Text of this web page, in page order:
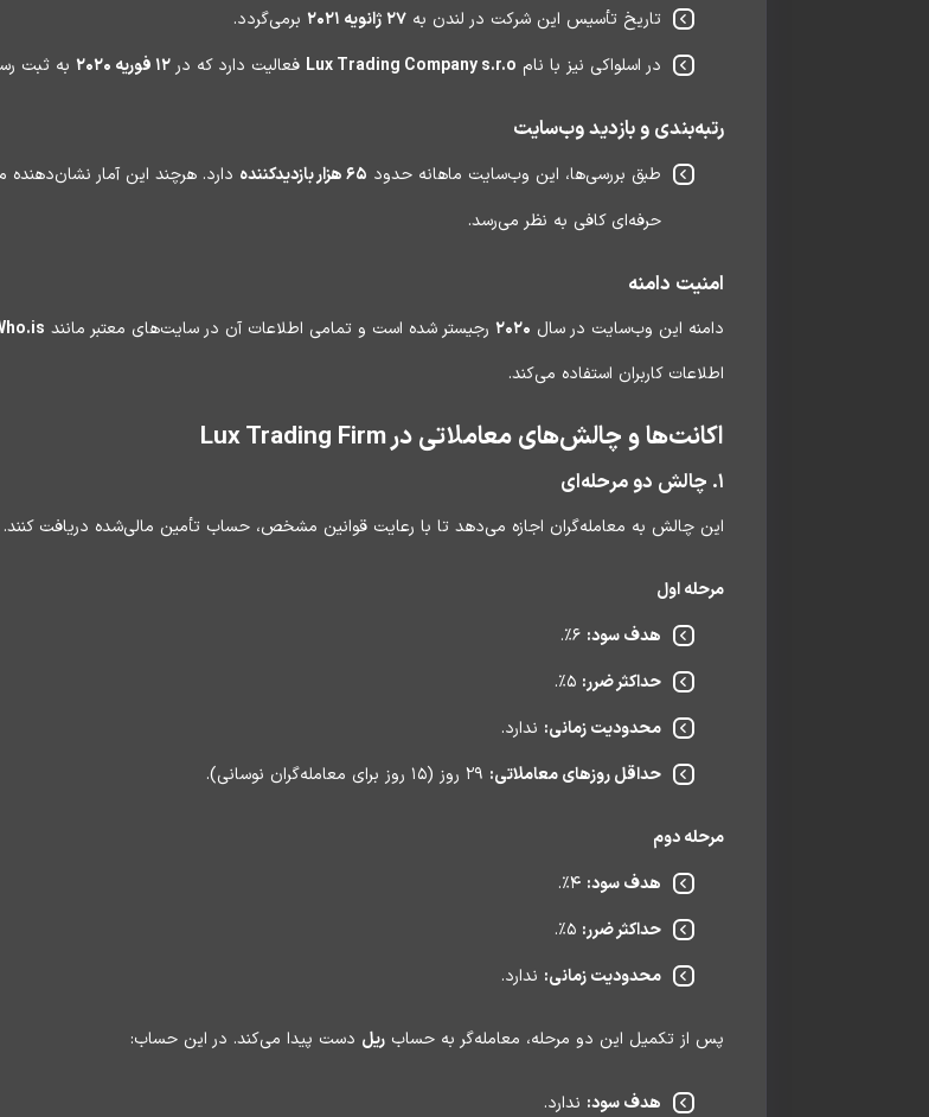
تاریخ تأسیس این شرکت در لندن به ۲۷ ژانویه ۲۰۲۱
برمی‌گردد.
در اسلواکی نیز با نام Lux Trading Company s.r.o فعالیت دارد که در ۱۲ فوریه ۲۰۲۰ به ثبت
رتبه‌بندی و بازدید وب‌سایت
طبق بررسی‌ها، این وب‌سایت ماهانه حدود ۶۵ هزار بازدیدکننده
دارد. هرچند این آمار
حرفه‌ای کافی به نظر می‌رسد.
امنیت دامنه
دامنه این وب‌سایت در سال ۲۰۲۰ رجیستر شده است و تمامی اطلاعات آن در سایت‌های معتبر مانند
اطلاعات کاربران استفاده می‌کند.
اکانت‌ها و چالش‌های معاملاتی در Lux Trading Firm
۱. چالش دو مرحله‌ای
این چالش به معامله‌گران اجازه می‌دهد تا با رعایت قوانین مشخص، حساب تأمین مالی‌شده دریافت کنند.
مرحله اول
هدف سود:
حداکثر ضرر:
محدودیت زمانی: ندارد.
حداقل روزهای معاملاتی:
مرحله دوم
هدف سود:
حداکثر ضرر:
محدودیت زمانی: ندارد.
پس از تکمیل این دو مرحله، معامله‌گر به حساب ریل دست پیدا می‌کند. در این حساب:
هدف سود: ندارد.